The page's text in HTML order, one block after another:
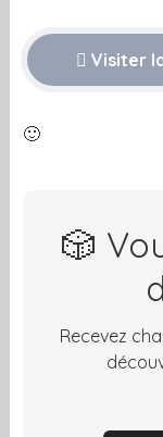
Visiter
🙂
🎲
Recevez